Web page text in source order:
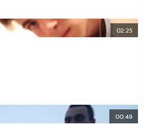
02:25
00:49